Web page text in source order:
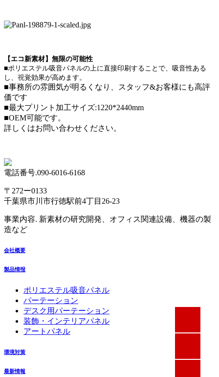
【エコ新素材】無限の可能性
■ポリエステル吸音パネルの上に直接印刷することで、吸音性ある
し、 视覚効果が高めます。
■事務所の雰囲気が明るくなり、スタッフ&お客様にも高評
価です
■最大プリント加工サイズ:1220*2440mm
■OEM可能です。
詳しくはお問い合わせください。
電話番号.090-6016-6168
〒272ー0133
千葉県市川市行徳駅前4丁目26-23
事業内容. 新素材の研究開発、オフィス関連設備、機器の製
造など
会社概要
製品情报
ポリエステル吸音パネル
パーテーション
デスク用パーテーション
装飾・インテリアパネル
アートパネル
環境対策
最新情報